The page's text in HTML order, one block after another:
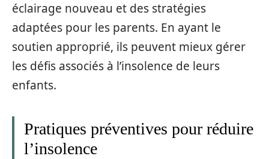
éclairage nouveau et des stratégies
adaptées pour les parents. En ayant le
soutien approprié, ils peuvent mieux gérer
les défis associés à l’insolence de leurs
enfants.
Pratiques préventives pour réduire
l’insolence